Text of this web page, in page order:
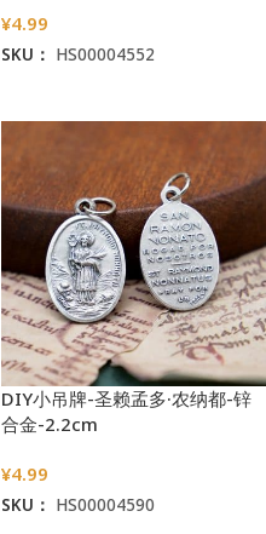
¥4.99
SKU： HS00004552
DIY小吊牌-圣赖孟多·农纳都-锌
合金-2.2cm
¥4.99
SKU： HS00004590